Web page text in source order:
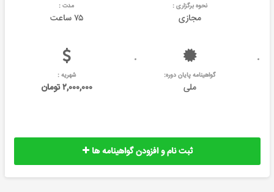
نحوه برگزاری :
مجازی
مدت :
۷۵ ساعت
گواهینامه پایان دوره:
ملی
شهریه :
۲,۰۰۰,۰۰۰ تومان
ثبت نام و افزودن گواهینامه ها